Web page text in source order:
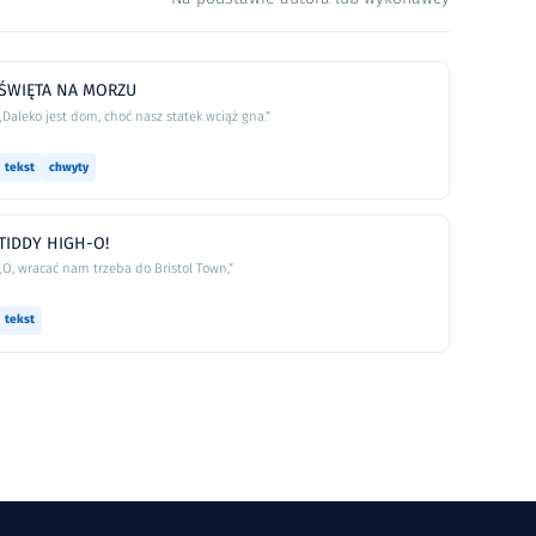
NA MORZU
„Daleko jest dom, choć nasz statek wciąż gna.”
tekst chwyty
HIGH-O!
„O, wracać nam trzeba do Bristol Town,”
tekst